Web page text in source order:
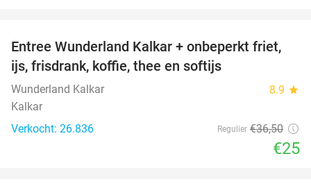
32%
Entree Wunderland Kalkar + onbeperkt friet,
ijs, frisdrank, koffie, thee en softijs
Wunderland Kalkar 8.9 star
Kalkar
Verkocht: 26.836
Regulier €36,50
€25